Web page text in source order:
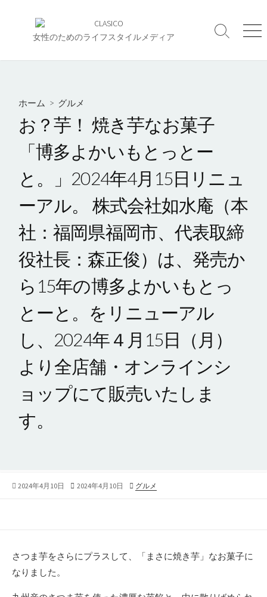
女性のためのライフスタイルメディア
検
切
メ
ュ
ホーム > グルメ
お？芋！ 焼き芋なお菓子
「博多よかいもとっとー
と。」2024年4月15日リニュ
ーアル。 株式会社如水庵（本
社：福岡県福岡市、代表取締
役社長：森正俊）は、発売か
ら15年の博多よかいもとっ
とーと。をリニューアル
し、2024年４⽉15⽇（月）
より全店舗・オンラインシ
ョップにて販売いたしま
す。
公
2024年4月10日
最
2024年4月10日
カ
グルメ
さつま芋をさらにプラスして、「まさに焼き芋」なお菓子に
なりました。